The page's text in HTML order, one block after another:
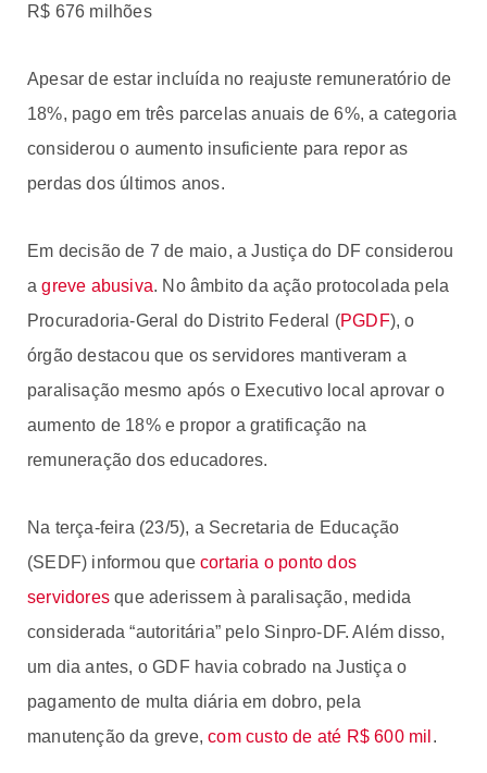
R$ 676 milhões
Apesar de estar incluída no reajuste remuneratório de
18%, pago em três parcelas anuais de 6%, a categoria
considerou o aumento insuficiente para repor as
perdas dos últimos anos.
Em decisão de 7 de maio, a Justiça do DF considerou
agreve abusiva. No âmbito da ação protocolada pela
Procuradoria-Geral do Distrito Federal (PGDF), o
órgão destacou que os servidores mantiveram a
paralisação mesmo após o Executivo local aprovar o
aumento de 18% e propor a gratificação na
remuneração dos educadores.
Na terça-feira (23/5), a Secretaria de Educação
(SEDF) informou que cortaria o ponto dos
servidores que aderissem à paralisação, medida
considerada “autoritária” pelo Sinpro-DF. Além disso,
um dia antes, o GDF havia cobrado na Justiça o
pagamento de multa diária em dobro, pela
manutenção da greve,com custo de até R$ 600 mil .